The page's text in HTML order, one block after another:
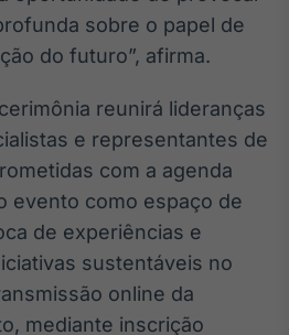
sobre o papel de
do futuro”, afirma.
reunirá lideranças
e representantes de
com a agenda
evento como espaço de
de experiências e
sustentáveis no
online da
mediante inscrição